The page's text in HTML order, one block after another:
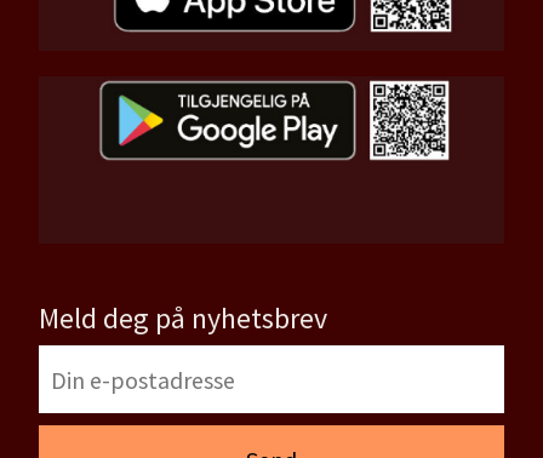
Meld deg på nyhetsbrev